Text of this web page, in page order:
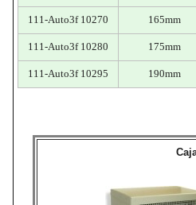
111-Auto3f 10270 165mm
111-Auto3f 10280 175mm
111-Auto3f 10295 190mm